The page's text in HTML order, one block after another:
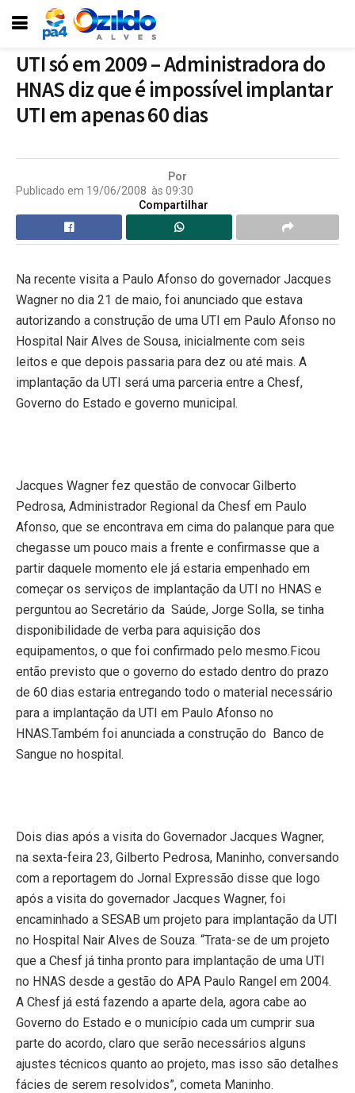
UTI só em 2009 – Administradora do
HNAS diz que é impossível implantar
UTI em apenas 60 dias
Por
Publicado em 19/06/2008 às 09:30
Compartilhar
Na recente visita a Paulo Afonso do governador Jacques
Wagner no dia 21 de maio, foi anunciado que estava
autorizando a construção de uma UTI em Paulo Afonso no
Hospital Nair Alves de Sousa, inicialmente com seis
leitos e que depois passaria para dez ou até mais. A
implantação da UTI será uma parceria entre a Chesf,
Governo do Estado e governo municipal.
Jacques Wagner fez questão de convocar Gilberto
Pedrosa, Administrador Regional da Chesf em Paulo
Afonso, que se encontrava em cima do palanque para que
chegasse um pouco mais a frente e confirmasse que a
partir daquele momento ele já estaria empenhado em
começar os serviços de implantação da UTI no HNAS e
perguntou ao Secretário da Saúde, Jorge Solla, se tinha
disponibilidade de verba para aquisição dos
equipamentos, o que foi confirmado pelo mesmo.Ficou
então previsto que o governo do estado dentro do prazo
de 60 dias estaria entregando todo o material necessário
para a implantação da UTI em Paulo Afonso no
HNAS.Também foi anunciada a construção do Banco de
Sangue no hospital.
Dois dias após a visita do Governador Jacques Wagner,
na sexta-feira 23, Gilberto Pedrosa, Maninho, conversando
com a reportagem do Jornal Expressão disse que logo
após a visita do governador Jacques Wagner, foi
encaminhado a SESAB um projeto para implantação da UTI
no Hospital Nair Alves de Souza. “Trata-se de um projeto
que a Chesf já tinha pronto para implantação de uma UTI
no HNAS desde a gestão do APA Paulo Rangel em 2004.
A Chesf já está fazendo a aparte dela, agora cabe ao
Governo do Estado e o município cada um cumprir sua
parte do acordo, claro que serão necessários alguns
ajustes técnicos quanto ao projeto, mas isso são detalhes
fácies de serem resolvidos”, cometa Maninho.